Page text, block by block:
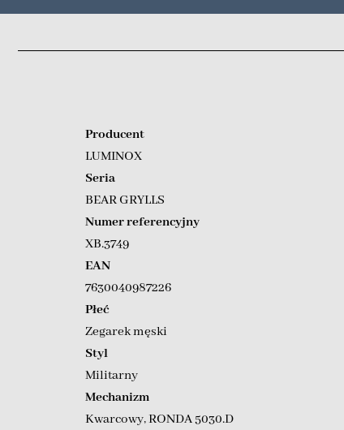
Producent
LUMINOX
Seria
BEAR GRYLLS
Numer referencyjny
XB.3749
EAN
7630040987226
Płeć
Zegarek męski
Styl
Militarny
Mechanizm
Kwarcowy,RONDA 5030.D